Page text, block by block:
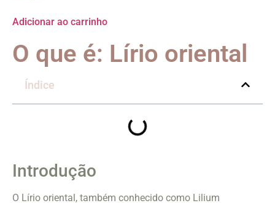
Adicionar ao carrinho
O que é: Lírio oriental
Índice
Introdução
O Lírio oriental, também conhecido como Lilium